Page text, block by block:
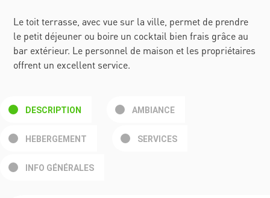
Le toit terrasse, avec vue sur la ville, permet de prendre
le petit déjeuner ou boire un cocktail bien frais grâce au
bar extérieur. Le personnel de maison et les propriétaires
offrent un excellent service.
DESCRIPTION AMBIANCE
HEBERGEMENT SERVICES
INFO GÉNÉRALES